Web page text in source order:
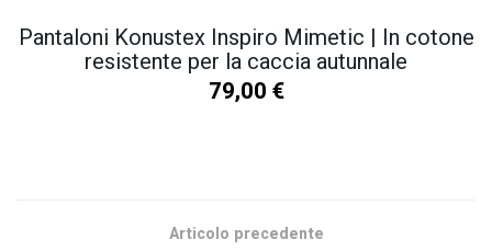
Pantaloni Konustex Inspiro Mimetic | In cotone
resistente per la caccia autunnale
79,00 €
Articolo precedente